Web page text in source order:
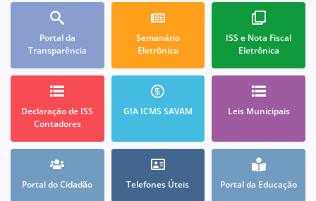
Portal da
Transparência
Semanário
Eletrônico
ISS e Nota Fiscal
Eletrônica
Declaração de ISS
Contadores
GIA ICMS SAVAM Leis Municipais
Portal do Cidadão Telefones Úteis Portal da Educação